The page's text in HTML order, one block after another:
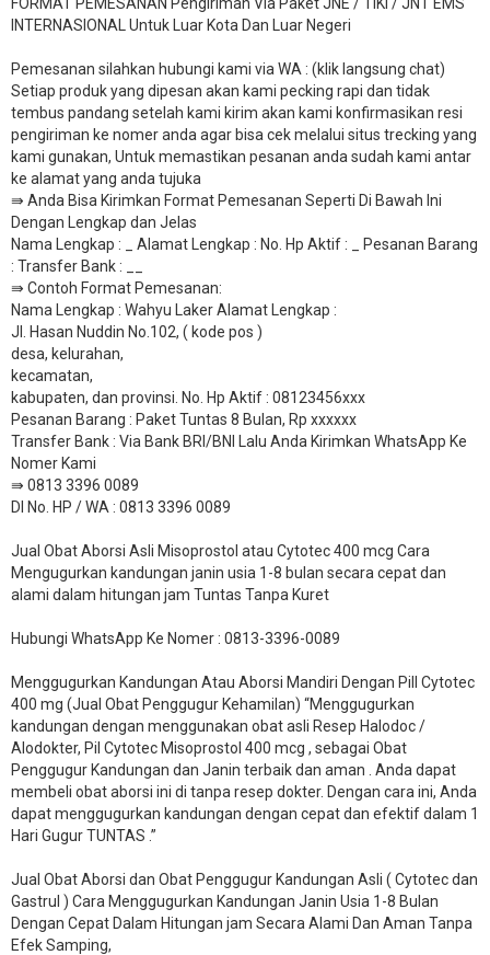
INTERNASIONAL Untuk Luar Kota Dan Luar Negeri
Pemesanan silahkan hubungi kami via WA : (klik langsung chat)
Setiap produk yang dipesan akan kami pecking rapi dan tidak
tembus pandang setelah kami kirim akan kami konfirmasikan resi
pengiriman ke nomer anda agar bisa cek melalui situs trecking yang
kami gunakan, Untuk memastikan pesanan anda sudah kami antar
ke alamat yang anda tujuka
⇛ Anda Bisa Kirimkan Format Pemesanan Seperti Di Bawah Ini
Dengan Lengkap dan Jelas
Nama Lengkap : _ Alamat Lengkap : No. Hp Aktif : _ Pesanan Barang
: Transfer Bank : __
​⇛ Contoh Format Pemesanan:
Nama Lengkap : Wahyu Laker Alamat Lengkap :
Jl. Hasan Nuddin No.102, ( kode pos )
desa, kelurahan,
kecamatan,
kabupaten, dan provinsi. No. Hp Aktif : 08123456xxx
Pesanan Barang : Paket Tuntas 8 Bulan, Rp xxxxxx
​Transfer Bank : Via Bank BRI/BNI Lalu Anda Kirimkan WhatsApp Ke
Nomer Kami
⇛ 0813 3396 0089
DI No. HP / WA : 0813 3396 0089
Jual Obat Aborsi Asli Misoprostol atau Cytotec 400 mcg Cara
Mengugurkan kandungan janin usia 1-8 bulan secara cepat dan
alami dalam hitungan jam Tuntas Tanpa Kuret
Hubungi WhatsApp Ke Nomer : 0813-3396-0089​
Menggugurkan Kandungan Atau Aborsi Mandiri Dengan Pill Cytotec
400 mg (Jual Obat Penggugur Kehamilan) “Menggugurkan
kandungan dengan menggunakan obat asli Resep Halodoc /
Alodokter, Pil Cytotec Misoprostol 400 mcg , sebagai Obat
Penggugur Kandungan dan Janin terbaik dan aman . Anda dapat
membeli obat aborsi ini di tanpa resep dokter. Dengan cara ini, Anda
dapat menggugurkan kandungan dengan cepat dan efektif dalam 1
Hari Gugur TUNTAS .”
Jual Obat Aborsi dan Obat Penggugur Kandungan Asli ( Cytotec dan
Gastrul ) Cara Menggugurkan Kandungan Janin Usia 1-8 Bulan
Dengan Cepat Dalam Hitungan jam Secara Alami Dan Aman Tanpa
Efek Samping,